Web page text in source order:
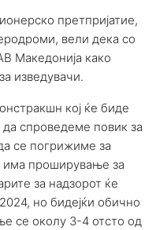
претпријатие,
вели дека со
Македонија како
изведувачи.
кој ќе биде
спроведеме повик за
се погрижиме за
има проширување за
за надзорот ќе
но бидејќи обично
се околу 3-4 отсто од